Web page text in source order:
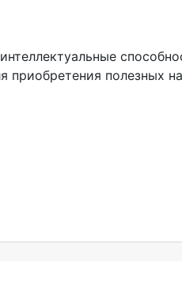
приобретения полезных